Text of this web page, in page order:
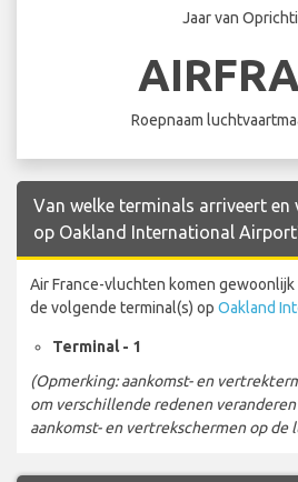
Jaar van
Roepnaam
Van welke terminals arriveert en
op Oakland International
Air France-vluchten komen
de volgende terminal(s) op Oakland
Terminal - 1
(Opmerking: aankomst- en
om verschillende redenen
aankomst- en vertrekschermen op de